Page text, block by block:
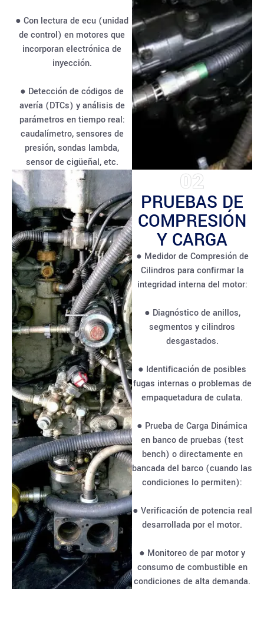
● Con lectura de ecu (unidad
de control) en motores que
incorporan electrónica de
inyección.
● Detección de códigos de
avería (DTCs) y análisis de
parámetros en tiempo real:
caudalímetro, sensores de
presión, sondas lambda,
sensor de cigüeñal, etc.
02
PRUEBAS DE
COMPRESIÓN
Y CARGA
● Medidor de Compresión de
Cilindros para confirmar la
integridad interna del motor:
● Diagnóstico de anillos,
segmentos y cilindros
desgastados.
● Identificación de posibles
fugas internas o problemas de
empaquetadura de culata.
● Prueba de Carga Dinámica
en banco de pruebas (test
bench) o directamente en
bancada del barco (cuando las
condiciones lo permiten):
● Verificación de potencia real
desarrollada por el motor.
● Monitoreo de par motor y
consumo de combustible en
condiciones de alta demanda.